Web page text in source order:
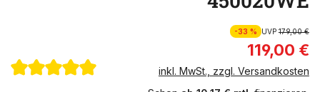
-33 % UVP179,00 €
119,00 €
inkl. MwSt., zzgl. Versandkosten